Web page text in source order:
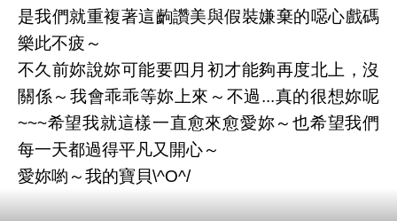
是我們就重複著這齣讚美與假裝嫌棄的噁心戲碼
樂此不疲～
不久前妳說妳可能要四月初才能夠再度北上，沒
關係～我會乖乖等妳上來～不過...真的很想妳呢
~~~希望我就這樣一直愈來愈愛妳～也希望我們
每一天都過得平凡又開心～
愛妳喲～我的寶貝\^O^/